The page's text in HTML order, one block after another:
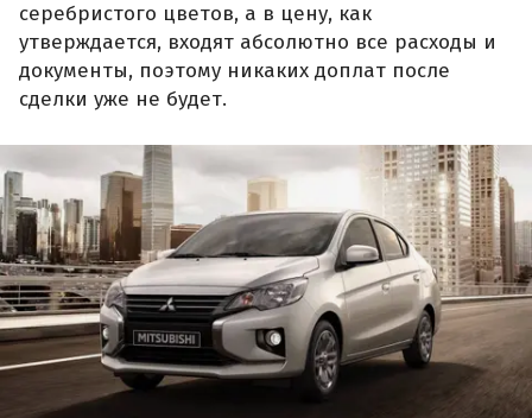
серебристого цветов, а в цену, как
утверждается, входят абсолютно все расходы и
документы, поэтому никаких доплат после
сделки уже не будет.